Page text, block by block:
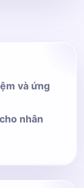
và ứng
nhân